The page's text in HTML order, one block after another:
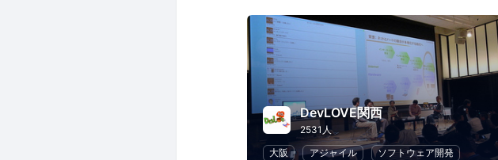
DevLOVE関西
2531人
大阪
アジャイル ソフトウェア開発